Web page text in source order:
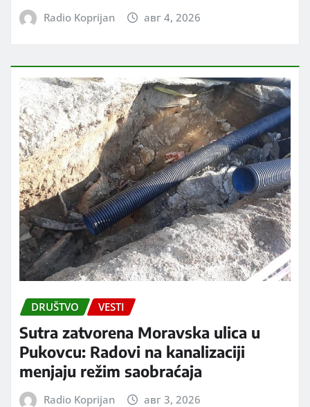
Radio Koprijan авг 4, 2026
DRUŠTVO VESTI
Sutra zatvorena Moravska ulica u
Pukovcu: Radovi na kanalizaciji
menjaju režim saobraćaja
Radio Koprijan авг 3, 2026